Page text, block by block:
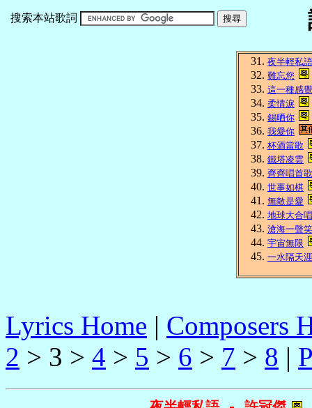
搜索本站歌詞
夜半輕私語
難忘您
這一種感覺
柔情淚
錫晒你
我愛你
杯酒當歌
鐵塔凌雲
齊齊唱首歌
世事如棋
無敵是愛
地球大合唱
滄海一聲笑
宇宙無限
一水隔天
Lyrics Home | Composers
2 > 3 > 4 > 5 > 6 > 7 > 8 |